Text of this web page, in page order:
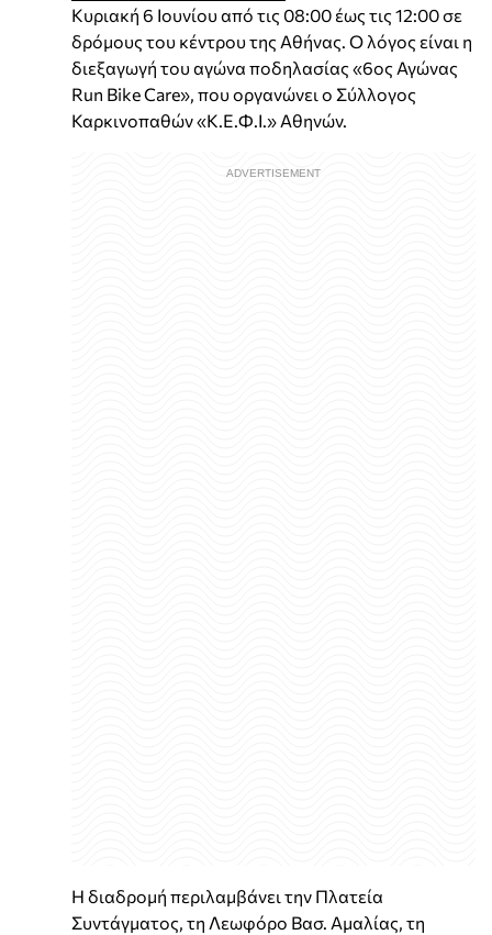
Κυριακή 6 Ιουνίου από τις 08:00 έως τις 12:00 σε
δρόμους του κέντρου της Αθήνας. Ο λόγος είναι η
διεξαγωγή του αγώνα ποδηλασίας «6ος Αγώνας
Run Bike Care», που οργανώνει ο Σύλλογος
Καρκινοπαθών «Κ.Ε.Φ.Ι.» Αθηνών.
Η διαδρομή περιλαμβάνει την Πλατεία
Συντάγματος, τη Λεωφόρο Βασ. Αμαλίας, τη